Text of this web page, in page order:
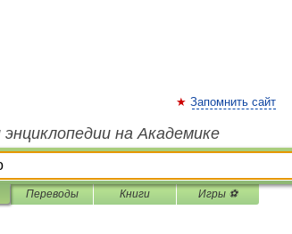
Запомнить сайт
энциклопедии на Академике
Переводы Книги Игры ⚽